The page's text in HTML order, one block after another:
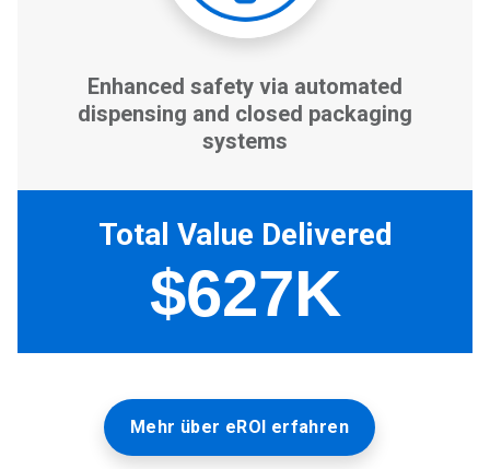
Mehr über eROI erfahren